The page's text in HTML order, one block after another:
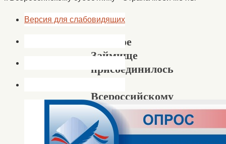
Пологое
Займище
присоединилось
Всероссийскому
субботнику
«Страна
моей
Версия для слабовидящих